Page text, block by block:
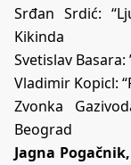
Srđan Srdić:
Kikinda
Svetislav
Vladimir Kopicl:
Zvonka
Beograd
Jagna